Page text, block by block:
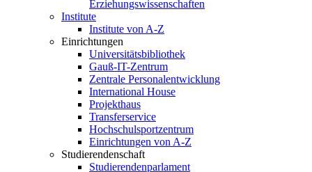
Erziehungswissenschaften
Institute
Institute von A-Z
Einrichtungen
Universitätsbibliothek
Gauß-IT-Zentrum
Zentrale Personalentwicklung
International House
Projekthaus
Transferservice
Hochschulsportzentrum
Einrichtungen von A-Z
Studierendenschaft
Studierendenparlament